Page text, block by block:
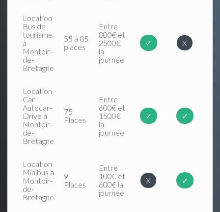
Location
Bus de
tourisme
à
Montoir-
de-
Bretagne
55 à 85
places
Entre
800€ et
2500€
la
journée
✓ X
Location
Car
Autocar-
Drive à
Montoir-
de-
Bretagne
75
Places
Entre
600€ et
1500€
la
journée
✓ ✓
Location
Minibus à
Montoir-
de-
Bretagne
9
Places
Entre
100€ et
600€ la
journée
X ✓